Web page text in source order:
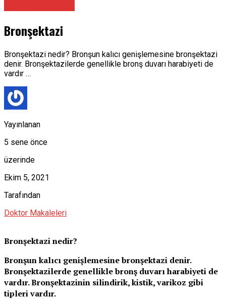
Bronşektazi
Bronşektazi nedir? Bronşun kalıcı genişlemesine bronşektazi
denir. Bronşektazilerde genellikle bronş duvarı harabiyeti de
vardır …
Yayınlanan
5 sene önce
üzerinde
Ekim 5, 2021
Tarafından
Doktor Makaleleri
Bronşektazi nedir?
Bronşun kalıcı genişlemesine bronşektazi denir.
Bronşektazilerde genellikle bronş duvarı harabiyeti de
vardır. Bronşektazinin silindirik, kistik, varikoz gibi
tipleri vardır.